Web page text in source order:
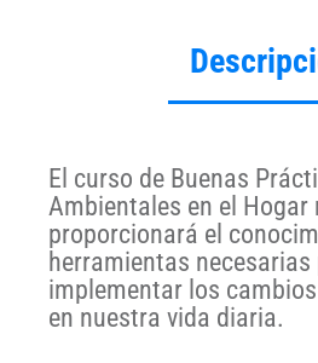
El curso de Buenas
Ambientales en el Hogar
proporcionará el
herramientas necesarias
implementar los
en nuestra vida diaria.